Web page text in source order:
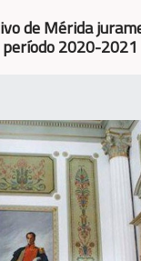
de Mérida
2020-2021